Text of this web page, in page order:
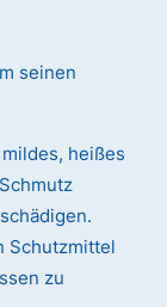
seinen
heißes
Schutzmittel
zu